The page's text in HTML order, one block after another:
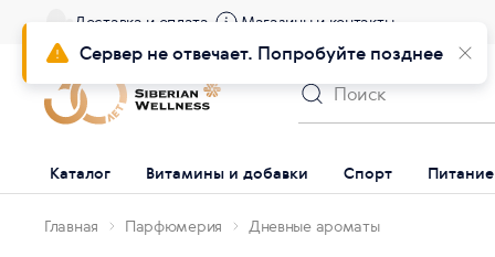
Доставка и оплата Магазины и контакты
Каталог Витамины и добавки Спорт Питание
Главная Парфюмерия Дневные ароматы
Сервер не отвечает. Попробуйте позднее